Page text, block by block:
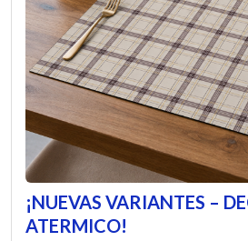
¡NUEVAS VARIANTES –
ATERMICO!